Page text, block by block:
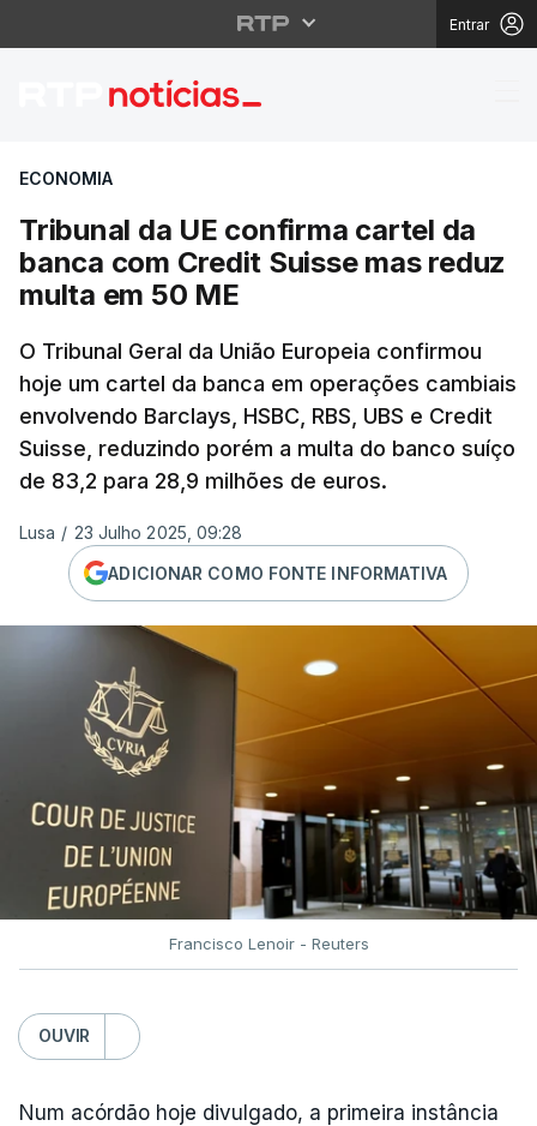
Entrar
Tribunal da UE
ECONOMIA
Tribunal da UE confirma cartel da
banca com Credit Suisse mas reduz
multa em 50 ME
O Tribunal Geral da União Europeia confirmou
hoje um cartel da banca em operações cambiais
envolvendo Barclays, HSBC, RBS, UBS e Credit
Suisse, reduzindo porém a multa do banco suíço
de 83,2 para 28,9 milhões de euros.
Lusa / 23 Julho 2025, 09:28
ADICIONAR COMO FONTE INFORMATIVA
Francisco Lenoir - Reuters
OUVIR
Num acórdão hoje divulgado, a primeira instância